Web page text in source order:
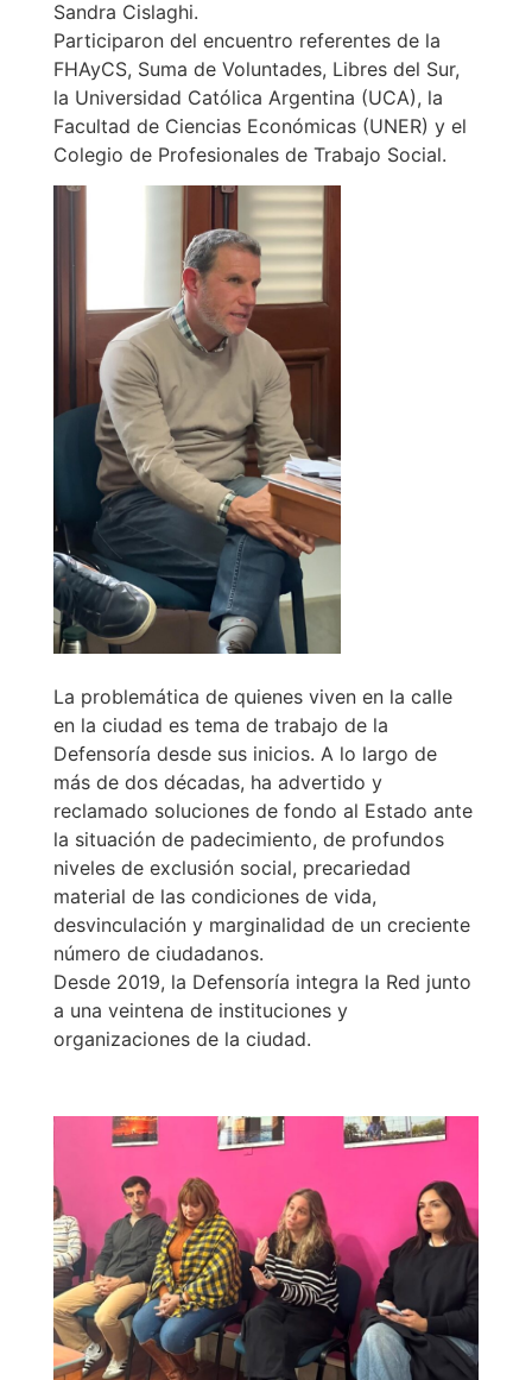
Sandra Cislaghi.
Participaron del encuentro referentes de la
FHAyCS, Suma de Voluntades, Libres del Sur,
la Universidad Católica Argentina (UCA), la
Facultad de Ciencias Económicas (UNER) y el
Colegio de Profesionales de Trabajo Social.
La problemática de quienes viven en la calle
en la ciudad es tema de trabajo de la
Defensoría desde sus inicios. A lo largo de
más de dos décadas, ha advertido y
reclamado soluciones de fondo al Estado ante
la situación de padecimiento, de profundos
niveles de exclusión social, precariedad
material de las condiciones de vida,
desvinculación y marginalidad de un creciente
número de ciudadanos.
Desde 2019, la Defensoría integra la Red junto
a una veintena de instituciones y
organizaciones de la ciudad.